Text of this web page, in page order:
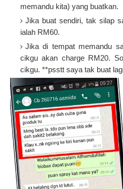
memandu kita) yang buatkan.
Jika buat sendiri, tak silap
ialah RM60.
Jika di tempat memandu
cikgu akan charge RM20.
cikgu. **psstt saya tak buat